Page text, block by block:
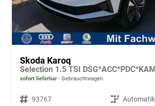
Skoda Karoq
sofort lieferbar Gebrauchtwagen
Fahrzeugnr. 93767 Getriebe Automatik